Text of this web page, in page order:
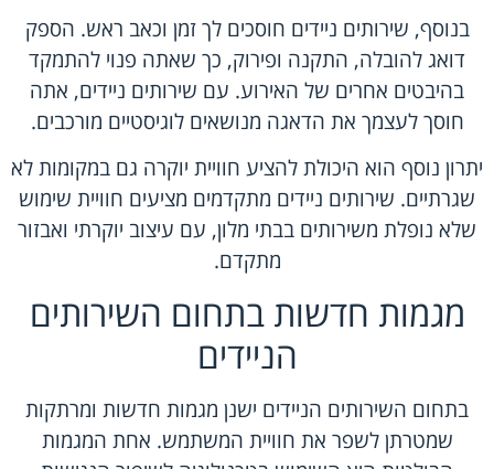
בנוסף, שירותים ניידים חוסכים לך זמן וכאב ראש. הספק
דואג להובלה, התקנה ופירוק, כך שאתה פנוי להתמקד
בהיבטים אחרים של האירוע. עם שירותים ניידים, אתה
חוסך לעצמך את הדאגה מנושאים לוגיסטיים מורכבים.
יתרון נוסף הוא היכולת להציע חוויית יוקרה גם במקומות לא
שגרתיים. שירותים ניידים מתקדמים מציעים חוויית שימוש
שלא נופלת משירותים בבתי מלון, עם עיצוב יוקרתי ואבזור
מתקדם.
מגמות חדשות בתחום השירותים
הניידים
בתחום השירותים הניידים ישנן מגמות חדשות ומרתקות
שמטרתן לשפר את חוויית המשתמש. אחת המגמות